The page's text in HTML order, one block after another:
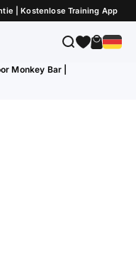
| Kostenlose Training App
Suche
Monkey Bar |